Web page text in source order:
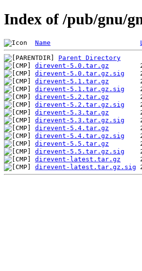
Index of /pub/gnu/
Name
Parent Directory
direvent-5.0.tar.gz
direvent-5.0.tar.gz.sig
direvent-5.1.tar.gz
direvent-5.1.tar.gz.sig
direvent-5.2.tar.gz
direvent-5.2.tar.gz.sig
direvent-5.3.tar.gz
direvent-5.3.tar.gz.sig
direvent-5.4.tar.gz
direvent-5.4.tar.gz.sig
direvent-5.5.tar.gz
direvent-5.5.tar.gz.sig
direvent-latest.tar.gz
direvent-latest.tar.gz.sig